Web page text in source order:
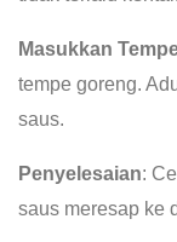
Masukkan
tempe goreng.
saus.
Penyelesaian:
saus meresap ke